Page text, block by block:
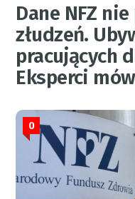
Dane NFZ
złudzeń.
pracujących
Eksperci
0